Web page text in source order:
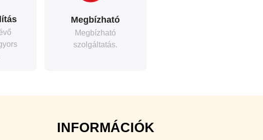
Megbízható
Megbízható
szolgáltatás.
INFORMÁCIÓK